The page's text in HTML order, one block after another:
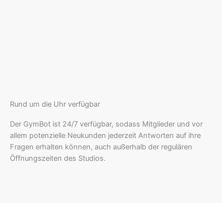
Rund um die Uhr verfügbar
Der GymBot ist 24/7 verfügbar, sodass Mitglieder und vor
allem potenzielle Neukunden jederzeit Antworten auf ihre
Fragen erhalten können, auch außerhalb der regulären
Öffnungszeiten des Studios.